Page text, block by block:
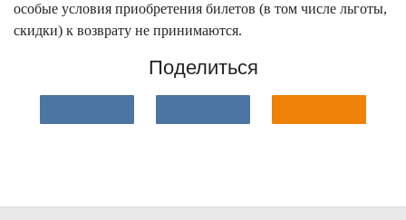
особые условия приобретения билетов (в том числе льготы,
скидки) к возврату не принимаются.
Поделиться